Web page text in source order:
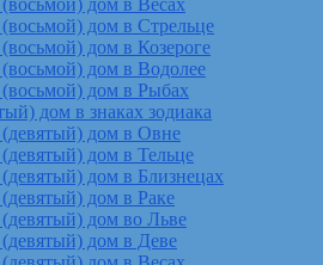
(восьмой) дом в Весах
(восьмой) дом в Стрельце
(восьмой) дом в Козероге
(восьмой) дом в Водолее
(восьмой) дом в Рыбах
дом в знаках зодиака
дом в Овне
дом в Тельце
дом в Близнецах
дом в Раке
дом во Льве
дом в Деве